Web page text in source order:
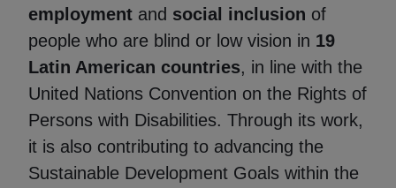
employment and social inclusion of
people who are blind or low vision in 19
Latin American countries, in line with the
United Nations Convention on the Rights of
Persons with Disabilities. Through its work,
it is also contributing to advancing the
Sustainable Development Goals within the